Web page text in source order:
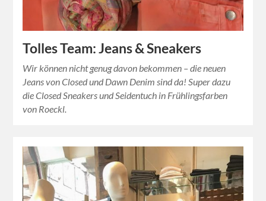
Tolles Team: Jeans & Sneakers
Wir können nicht genug davon bekommen – die neuen
Jeans von Closed und Dawn Denim sind da! Super dazu
die Closed Sneakers und Seidentuch in Frühlingsfarben
von Roeckl.